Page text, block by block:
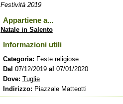
Festività 2019
Appartiene a...
Natale in Salento
Informazioni utili
Categoria: Feste religiose
Dal 07/12/2019 al 07/01/2020
Dove: Tuglie
Indirizzo: Piazzale Matteotti